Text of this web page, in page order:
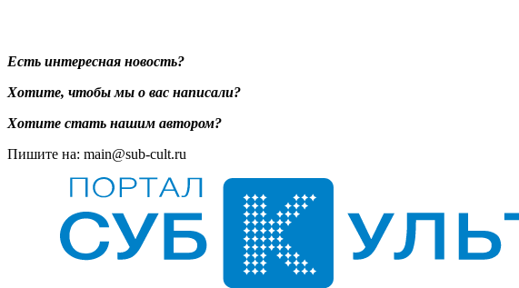
Есть интересная новость?
Хотите, чтобы мы о вас написали?
Хотите стать нашим автором?
Пишите на: main@sub-cult.ru